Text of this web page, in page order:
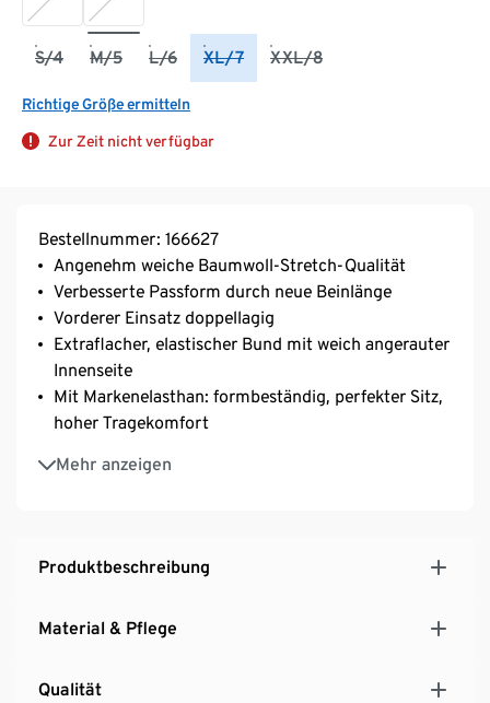
S/4 M/5 L/6 XL/7 XXL/8
Richtige Größe ermitteln
Zur Zeit nicht verfügbar
Bestellnummer: 166627
Angenehm weiche Baumwoll-Stretch-Qualität
Verbesserte Passform durch neue Beinlänge
Vorderer Einsatz doppellagig
Extraflacher, elastischer Bund mit weich angerauter
Innenseite
Mit Markenelasthan: formbeständig, perfekter Sitz,
hoher Tragekomfort
Mehr anzeigen
Gr. 9/3XL bis 12/5XL unter der online Bestellnr.
168100 erhältlich
Produktbeschreibung
Material & Pflege
Qualität